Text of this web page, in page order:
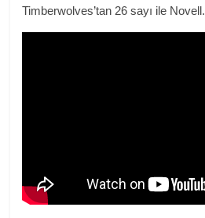
Timberwolves’tan 26 sayı ile Novell.